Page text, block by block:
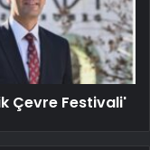
Çevre Festivali'